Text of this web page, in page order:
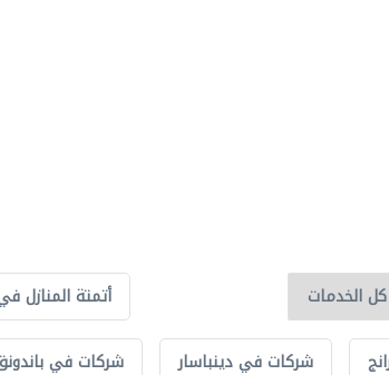
أتمتة المنازل
شركات في شركات في دينباسار